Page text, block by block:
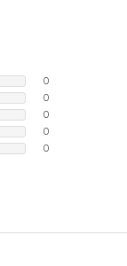
0
0
0
0
0